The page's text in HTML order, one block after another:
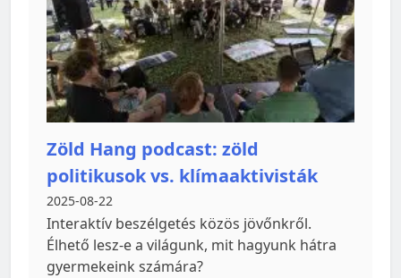
Zöld Hang podcast: zöld
politikusok vs. klímaaktivisták
2025-08-22
Interaktív beszélgetés közös jövőnkről.
Élhető lesz-e a világunk, mit hagyunk hátra
gyermekeink számára?